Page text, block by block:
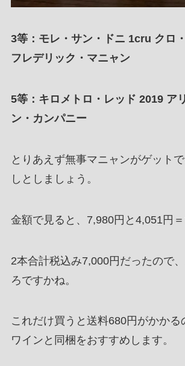
3等：モレ・サン・ドニ 1cru クロ
フレデリック・マニャン
5等：キロメトロ・レッド 2019 ア
ン・カンパニー
とりあえず無事マニャンがゲット
しとしましょう。
金額で見ると、7,980円と4,051円＝
2本合計税込み7,000円だったので
ろですかね。
これだけ買うと送料680円がかかる
ワインと同梱をおすすめします。